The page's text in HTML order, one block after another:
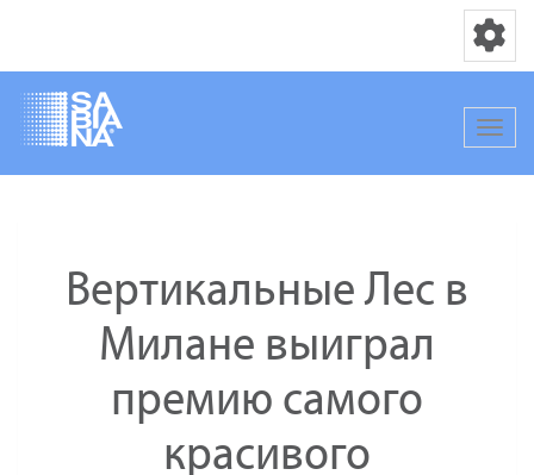
Вертикальные Лес в
Милане выиграл
премию самого
красивого